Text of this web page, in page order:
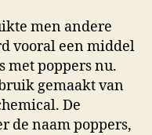
men andere
vooral een middel
met poppers nu.
gemaakt van
De
de naam poppers,